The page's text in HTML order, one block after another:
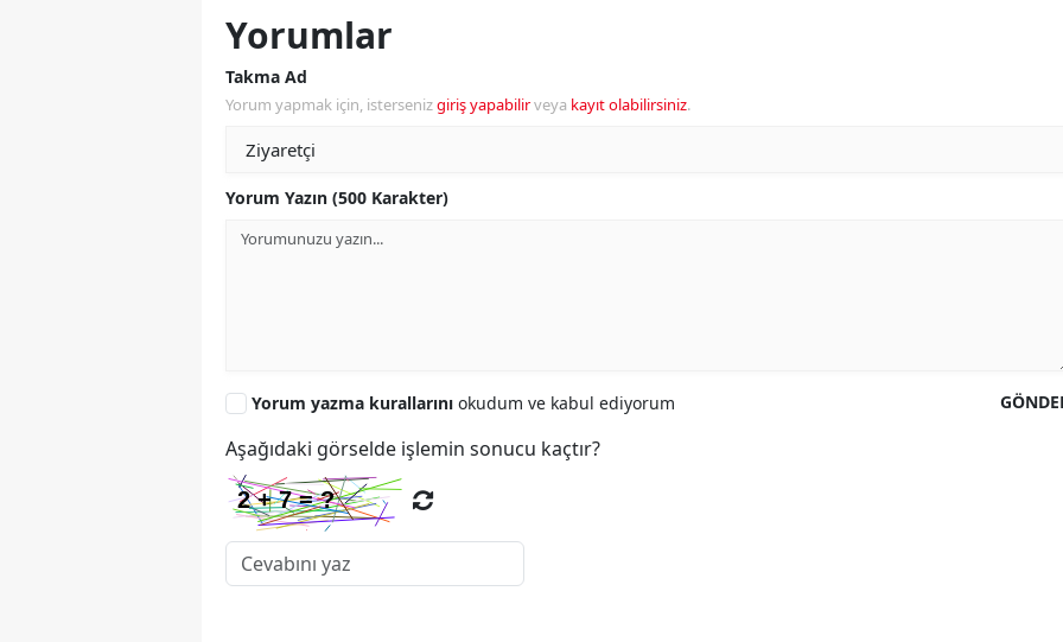
Yorumlar
Takma Ad
Yorum yapmak için, istersenizgiriş yapabilirveya kayıt olabilirsiniz.
Yorum Yazın (500 Karakter)
Yorum yazma kurallarını okudum ve kabul ediyorum
Aşağıdaki görselde işlemin sonucu kaçtır?